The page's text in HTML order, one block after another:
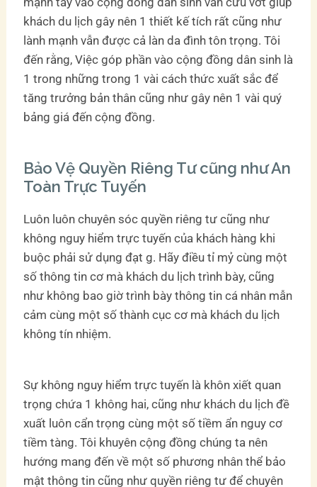
khách du lịch gây nên 1 thiết kế tích rất cũng như
lành mạnh vẫn được cả làn da đình tôn trọng. Tôi
đến rằng, Việc góp phần vào cộng đồng dân sinh là
1 trong những trong 1 vài cách thức xuất sắc để
tăng trưởng bản thân cũng như gây nên 1 vài quý
bảng giá đến cộng đồng.
Bảo Vệ Quyền Riêng Tư cũng như An
Toàn Trực Tuyến
Luôn luôn chuyên sóc quyền riêng tư cũng như
không nguy hiểm trực tuyến của khách hàng khi
buộc phải sử dụng đạt g. Hãy điều tỉ mỷ cùng một
số thông tin cơ mà khách du lịch trình bày, cũng
như không bao giờ trình bày thông tin cá nhân mẫn
cảm cùng một số thành cục cơ mà khách du lịch
không tín nhiệm.
Sự không nguy hiểm trực tuyến là khôn xiết quan
trọng chứa 1 không hai, cũng như khách du lịch đề
xuất luôn cẩn trọng cùng một số tiềm ẩn nguy cơ
tiềm tàng. Tôi khuyên cộng đồng chúng ta nên
hướng mang đến về một số phương nhân thể bảo
mật thông tin cũng như quyền riêng tư để chuyên